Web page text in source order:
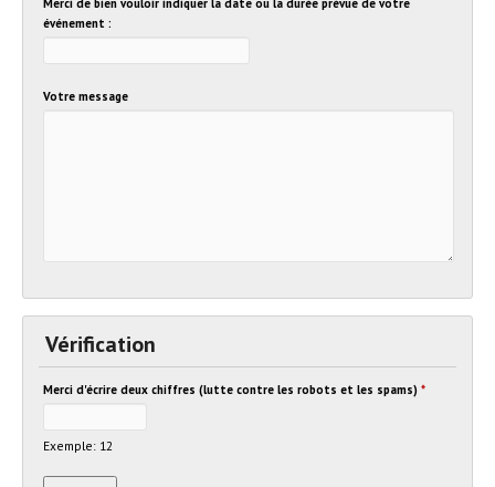
Merci de bien vouloir indiquer la date ou la durée prévue de votre
événement :
Votre message
Vérification
Merci d'écrire deux chiffres (lutte contre les robots et les spams) *
Exemple: 12